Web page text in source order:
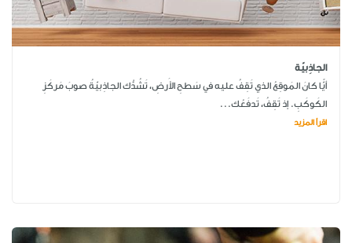
الجاذِبيّة
أيًّا كانَ المَوقِعُ الذي تَقِفُ عليه في سَطحِ الأَرضِ، تَشُدُّك الجاذِبيّةُ صوبَ مَركَزِ
الكَوكَبِ. إذ تَقِفُ، تَدفَعُك...
اقرأ المزيد